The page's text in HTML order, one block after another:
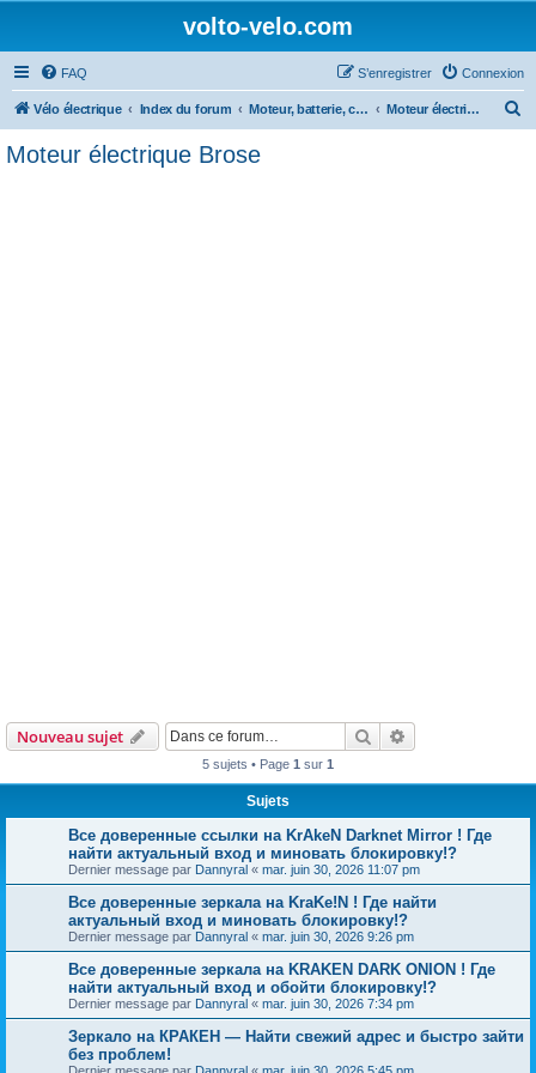
volto-velo.com
FAQ Connexion
S’enregistrer
Vélo électrique Index du forum Moteur, batterie, composants et entretien du vélo électrique Moteur électrique Brose
Moteur électrique Brose
Nouveau sujet Rechercher
5 sujets • Page 1 sur 1
Sujets
Все доверенные ссылки на KrAkeN Darknet Mirror ! Где
найти актуальный вход и миновать блокировку!?
Dernier message par Dannyral « mar. juin 30, 2026 11:07 pm
Все доверенные зеркала на KraKe!N ! Где найти
актуальный вход и миновать блокировку!?
Dernier message par Dannyral « mar. juin 30, 2026 9:26 pm
Все доверенные зеркала на KRAKEN DARK ONION ! Где
найти актуальный вход и обойти блокировку!?
Dernier message par Dannyral « mar. juin 30, 2026 7:34 pm
Зеркало на КРАКЕН — Найти свежий адрес и быстро зайти
без проблем!